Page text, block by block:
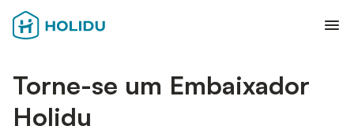
Torne-se um Embaixador
Holidu